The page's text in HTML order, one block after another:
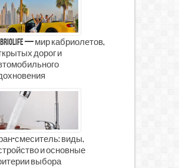
— мир кабриолетов,
дорог и
смеситель: виды,
и основные
выбора